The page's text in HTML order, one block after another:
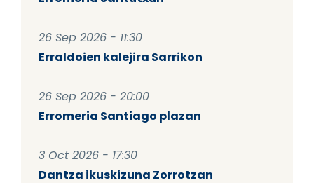
26 Sep 2026 - 11:30
Erraldoien kalejira Sarrikon
26 Sep 2026 - 20:00
Erromeria Santiago plazan
3 Oct 2026 - 17:30
Dantza ikuskizuna Zorrotzan